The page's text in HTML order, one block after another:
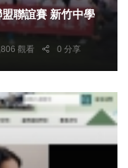
新竹中學
觀看 0 分享